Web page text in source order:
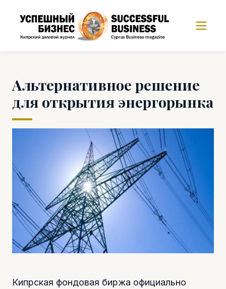
Альтернативное решение
для открытия энергорынка
Кипрская фондовая биржа официально